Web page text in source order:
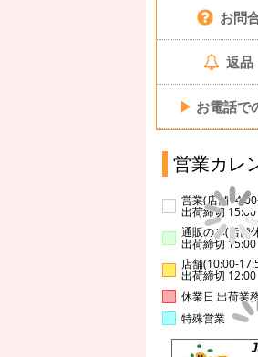
お問
返品
▶ お電話で
営業カレ
営業(店舗
出荷締切 15:00
通販のみ(店舗
出荷締切 15:00
店舗(10:00-
出荷締切 12:00
休業日 出荷業
特殊営業